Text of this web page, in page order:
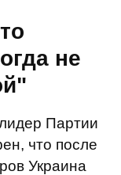
не
Партии
что после
Украина